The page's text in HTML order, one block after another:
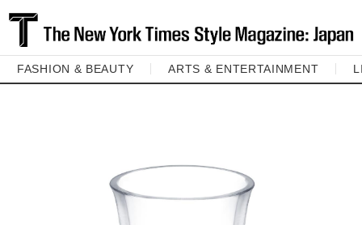
FASHION & BEAUTY ARTS & ENTERTAINMENT